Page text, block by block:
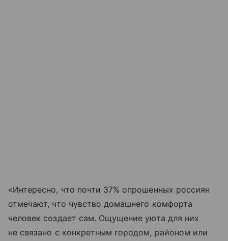
«Интересно, что почти 37% опрошенных россиян
отмечают, что чувство домашнего комфорта
человек создает сам. Ощущение уюта для них
не связано с конкретным городом, районом или